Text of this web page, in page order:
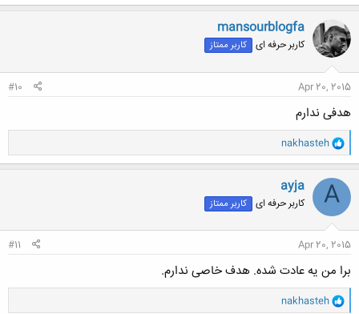
ک
ش
ه
ا
mansourblogfa
کاربر حرفه ای کاربر ممتاز
Apr 20, 2015
#10
هدفی ندارم
و
ا
ک
ن
ش
ه
ا
nakhasteh
A
ayja
کاربر حرفه ای کاربر ممتاز
Apr 20, 2015
#11
برا من یه عادت شده. هدف خاصی ندارم.
و
nakhasteh